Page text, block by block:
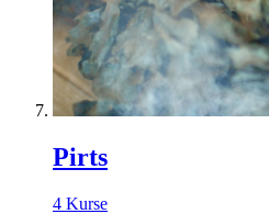
Pirts
4 Kurse